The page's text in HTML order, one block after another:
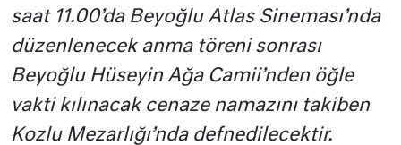
saat 11.00’da Beyoğlu Atlas Sineması’nda
düzenlenecek anma töreni sonrası
Beyoğlu Hüseyin Ağa Camii’nden öğle
vakti kılınacak cenaze namazını takiben
Kozlu Mezarlığı’nda defnedilecektir.